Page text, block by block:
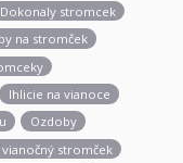
Dokonaly stromcek
na stromček
Ihlicie na vianoce
Ozdoby
stromček